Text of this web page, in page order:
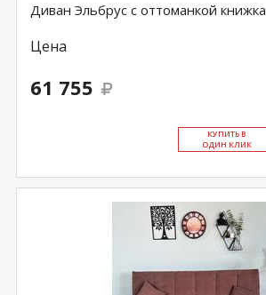
Диван Эльбрус с оттоманкой книжка
Цена
61 755
КУ­ПИТЬ В
ОДИН КЛИК